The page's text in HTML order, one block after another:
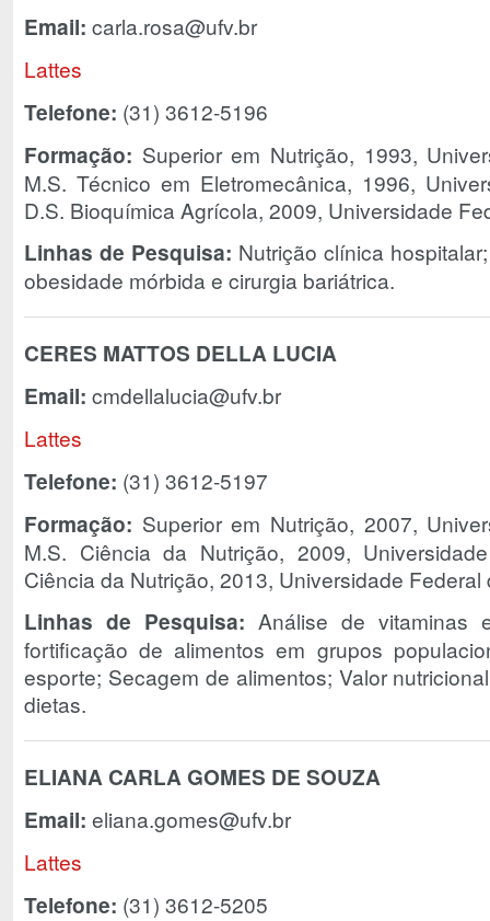
Email: carla.rosa@ufv.br
Lattes
Telefone: (31) 3612-5196
Formação: Superior em Nutrição, 1993,
M.S. Técnico em Eletromecânica, 1996,
D.S. Bioquímica Agrícola, 2009, Universidade
Linhas de Pesquisa: Nutrição clínica
obesidade mórbida e cirurgia bariátrica.
CERES MATTOS DELLA LUCIA
Email: cmdellalucia@ufv.br
Lattes
Telefone: (31) 3612-5197
Formação: Superior em Nutrição, 2007,
M.S. Ciência da Nutrição, 2009,
Ciência da Nutrição, 2013, Universidade Federal
Linhas de Pesquisa: Análise de vitaminas
fortificação de alimentos em grupos
esporte; Secagem de alimentos; Valor
dietas.
ELIANA CARLA GOMES DE SOUZA
Email: eliana.gomes@ufv.br
Lattes
Telefone: (31) 3612-5205